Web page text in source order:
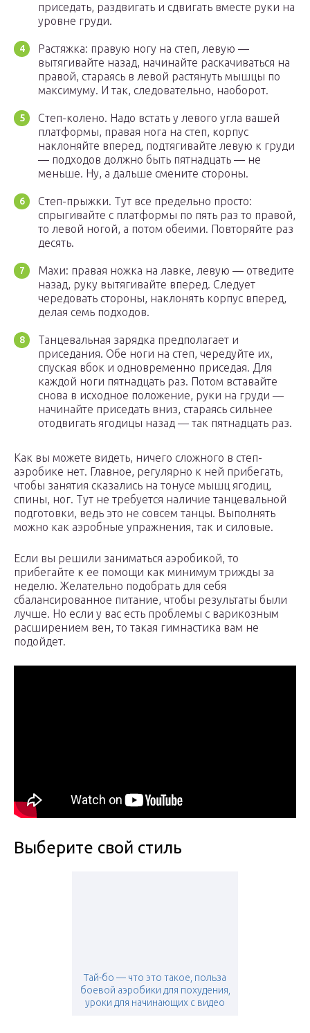
приседать, раздвигать и сдвигать вместе руки на
уровне груди.
Растяжка: правую ногу на степ, левую —
вытягивайте назад, начинайте раскачиваться на
правой, стараясь в левой растянуть мышцы по
максимуму. И так, следовательно, наоборот.
Степ-колено. Надо встать у левого угла вашей
платформы, правая нога на степ, корпус
наклоняйте вперед, подтягивайте левую к груди
— подходов должно быть пятнадцать — не
меньше. Ну, а дальше смените стороны.
Степ-прыжки. Тут все предельно просто:
спрыгивайте с платформы по пять раз то правой,
то левой ногой, а потом обеими. Повторяйте раз
десять.
Махи: правая ножка на лавке, левую — отведите
назад, руку вытягивайте вперед. Следует
чередовать стороны, наклонять корпус вперед,
делая семь подходов.
Танцевальная зарядка предполагает и
приседания. Обе ноги на степ, чередуйте их,
спуская вбок и одновременно приседая. Для
каждой ноги пятнадцать раз. Потом вставайте
снова в исходное положение, руки на груди —
начинайте приседать вниз, стараясь сильнее
отодвигать ягодицы назад — так пятнадцать раз.
Как вы можете видеть, ничего сложного в степ-
аэробике нет. Главное, регулярно к ней прибегать,
чтобы занятия сказались на тонусе мышц ягодиц,
спины, ног. Тут не требуется наличие танцевальной
подготовки, ведь это не совсем танцы. Выполнять
можно как аэробные упражнения, так и силовые.
Если вы решили заниматься аэробикой, то
прибегайте к ее помощи как минимум трижды за
неделю. Желательно подобрать для себя
сбалансированное питание, чтобы результаты были
лучше. Но если у вас есть проблемы с варикозным
расширением вен, то такая гимнастика вам не
подойдет.
Выберите свой стиль
Тай-бо — что это такое, польза
боевой аэробики для похудения,
уроки для начинающих с видео